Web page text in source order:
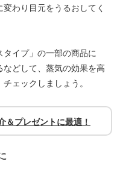
わり目元をうるおしてく
イプ」の一部の商品に
どして、蒸気の効果を高
ェックしましょう。
＆プレゼントに最適！